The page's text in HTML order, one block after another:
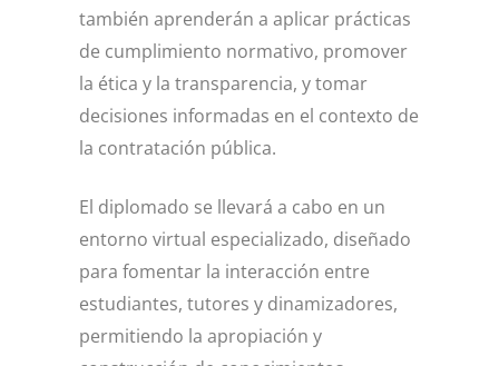
también aprenderán a aplicar prácticas
de cumplimiento normativo, promover
la ética y la transparencia, y tomar
decisiones informadas en el contexto de
la contratación pública.
El diplomado se llevará a cabo en un
entorno virtual especializado, diseñado
para fomentar la interacción entre
estudiantes, tutores y dinamizadores,
permitiendo la apropiación y